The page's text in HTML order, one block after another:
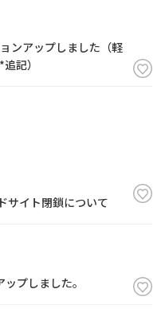
ンアップしました（軽
記）
サイト閉鎖について
プしました。